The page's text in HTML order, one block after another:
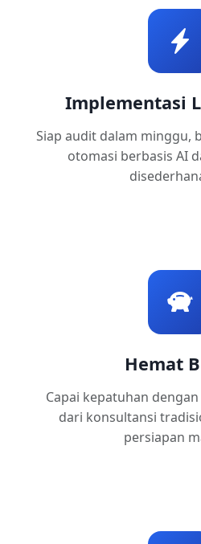
Implementasi
Siap audit dalam minggu,
otomasi berbasis AI
Hemat
Capai kepatuhan
dari konsultansi
persiapan